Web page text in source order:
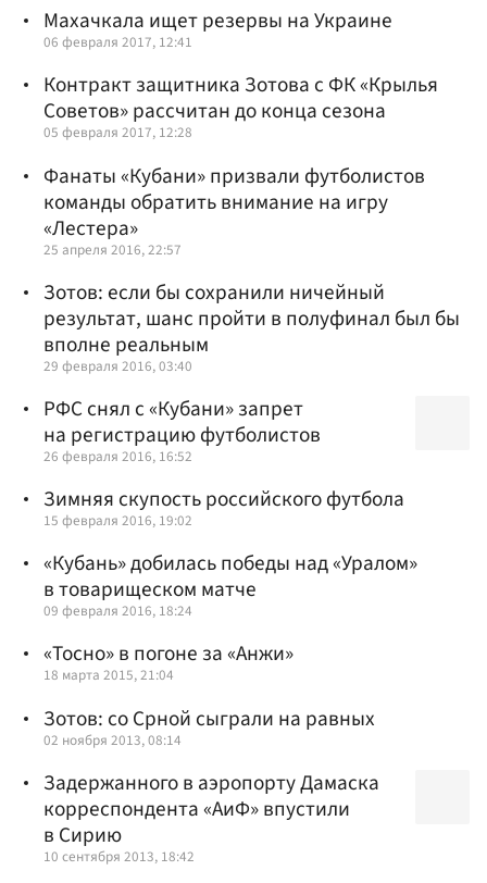
Махачкала ищет резервы на Украине
06 февраля 2017, 12:41
Контракт защитника Зотова с ФК «Крылья
Советов» рассчитан до конца сезона
05 февраля 2017, 12:28
Фанаты «Кубани» призвали футболистов
команды обратить внимание на игру
«Лестера»
25 апреля 2016, 22:57
Зотов: если бы сохранили ничейный
результат, шанс пройти в полуфинал был бы
вполне реальным
29 февраля 2016, 03:40
РФС снял с «Кубани» запрет
на регистрацию футболистов
26 февраля 2016, 16:52
Зимняя скупость российского футбола
15 февраля 2016, 19:02
«Кубань» добилась победы над «Уралом»
в товарищеском матче
09 февраля 2016, 18:24
«Тосно» в погоне за «Анжи»
18 марта 2015, 21:04
Зотов: со Срной сыграли на равных
02 ноября 2013, 08:14
Задержанного в аэропорту Дамаска
корреспондента «АиФ» впустили
в Сирию
10 сентября 2013, 18:42